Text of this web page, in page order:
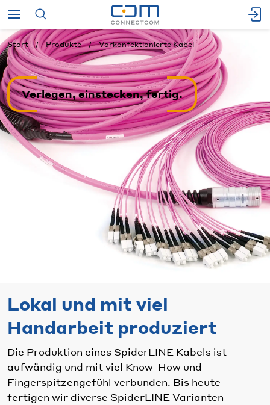
Start Produkte Vorkonfektionierte Kabel
Verlegen, einstecken, fertig.
Lokal und mit viel
Handarbeit produziert
Die Produktion eines SpiderLINE Kabels ist
aufwändig und mit viel Know-How und
Fingerspitzengefühl verbunden. Bis heute
fertigen wir diverse SpiderLINE Varianten